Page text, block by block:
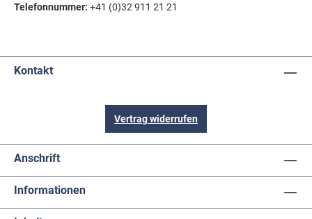
Telefonnummer: +41 (0)32 911 21 21
Kontakt
Vertrag widerrufen
Anschrift
Informationen